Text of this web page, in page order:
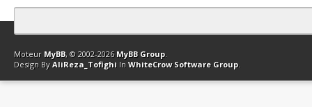
Contact Club Affiliation Retourner en haut Version bas-débit
Moteur MyBB, © 2002-2026 MyBB Group.
Design By AliReza_Tofighi In WhiteCrow Software Group.